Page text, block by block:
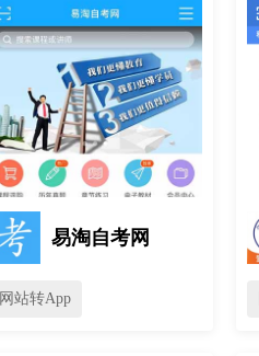
易淘自考网
网站转App